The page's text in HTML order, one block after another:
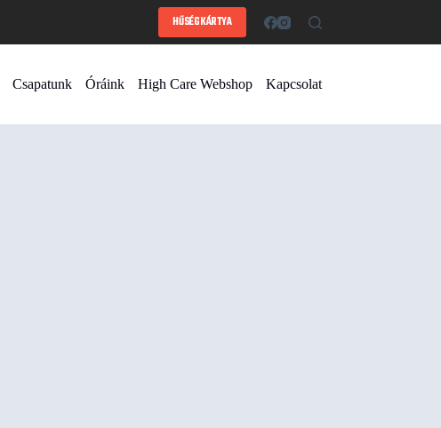
HŰSÉGKÁRTYA
Csapatunk Óráink High Care Webshop Kapcsolat